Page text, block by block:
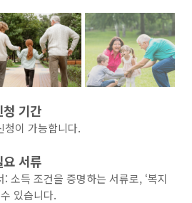
기간
청이 가능합니다.
서류
소득 조건을 증명하는 서류로, ‘복지
있습니다.